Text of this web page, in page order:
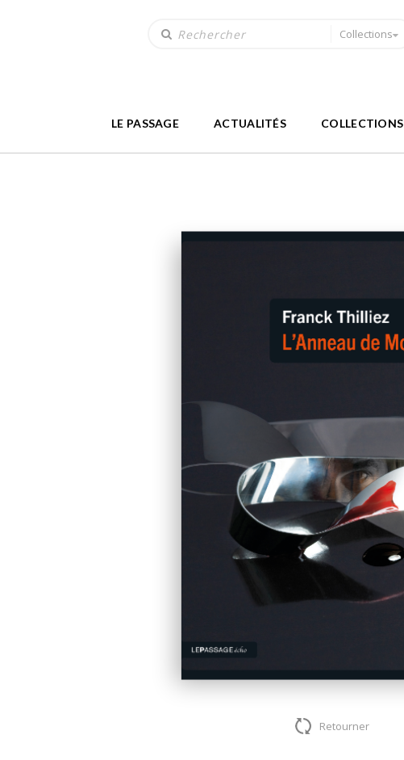
Collections
LE PASSAGE ACTUALITÉS COLLECTIONS
Franck Thilliez
Retourner